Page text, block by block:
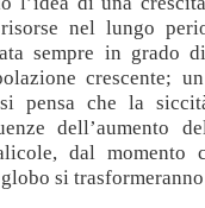
nel lungo
sempre in grado
crescente;
pensa che la
dell’aumento
dal momento
si